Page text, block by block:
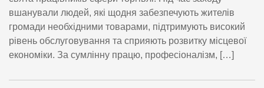
вшанували людей, які щодня забезпечують жителів
громади необхідними товарами, підтримують високий
рівень обслуговування та сприяють розвитку місцевої
економіки. За сумлінну працю, професіоналізм, […]